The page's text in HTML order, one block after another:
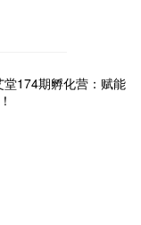
174期孵化营：赋能